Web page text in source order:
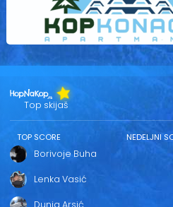
Top skijaš
TOP SCORE
Borivoje Buha
Lenka Vasić
Dunja Arsić
NEDELJNI